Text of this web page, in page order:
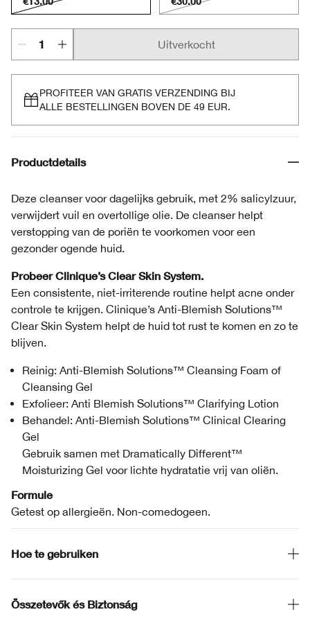
Uitverkocht
PROFITEER VAN GRATIS VERZENDING BIJ
ALLE BESTELLINGEN BOVEN DE 49 EUR.
Productdetails
Deze cleanser voor dagelijks gebruik, met 2% salicylzuur,
verwijdert vuil en overtollige olie. De cleanser helpt
verstopping van de poriën te voorkomen voor een
gezonder ogende huid.
Probeer Clinique’s Clear Skin System.
Een consistente, niet-irriterende routine helpt acne onder
controle te krijgen. Clinique’s Anti-Blemish Solutions™
Clear Skin System helpt de huid tot rust te komen en zo te
blijven.
Reinig: Anti-Blemish Solutions™ Cleansing Foam of
Cleansing Gel
Exfolieer: Anti Blemish Solutions™ Clarifying Lotion
Behandel: Anti-Blemish Solutions™ Clinical Clearing
Gel
Gebruik samen met Dramatically Different™
Moisturizing Gel voor lichte hydratatie vrij van oliën.
Formule
Getest op allergieën. Non-comedogeen.
Hoe te gebruiken
Összetevők és Biztonság